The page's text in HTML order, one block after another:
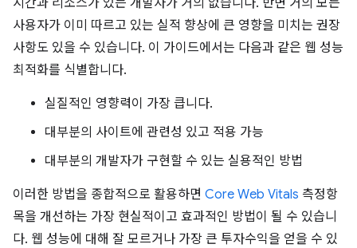
시간과 리소스가 있는 개발자가 거의 없습니다. 반면 거의 모든
사용자가 이미 따르고 있는 실적 향상에 큰 영향을 미치는 권장
사항도 있을 수 있습니다. 이 가이드에서는 다음과 같은 웹 성능
최적화를 식별합니다.
실질적인 영향력이 가장 큽니다.
대부분의 사이트에 관련성 있고 적용 가능
대부분의 개발자가 구현할 수 있는 실용적인 방법
이러한 방법을 종합적으로 활용하면 Core Web Vitals 측정항
목을 개선하는 가장 현실적이고 효과적인 방법이 될 수 있습니
다. 웹 성능에 대해 잘 모르거나 가장 큰 투자수익을 얻을 수 있